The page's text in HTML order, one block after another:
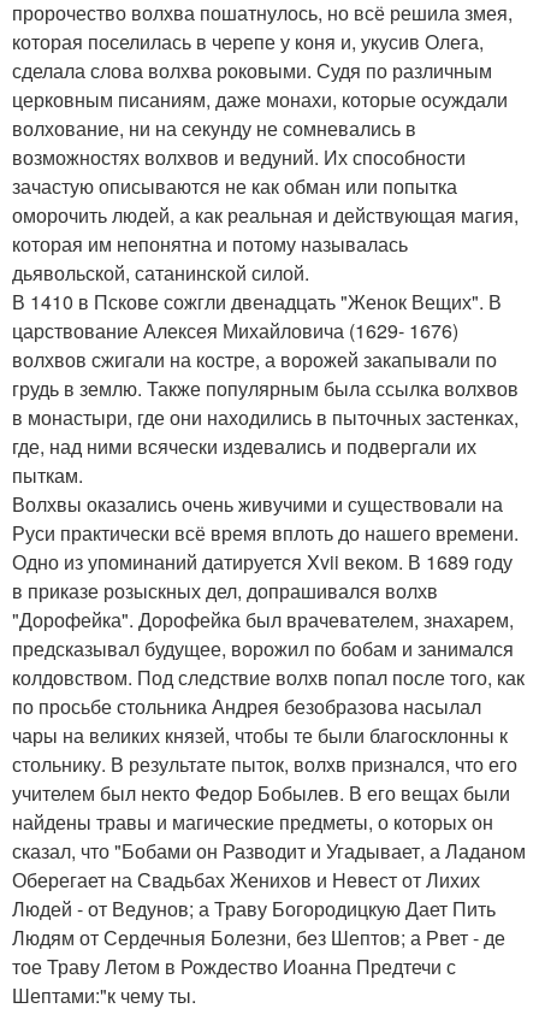
пророчество волхва пошатнулось, но всё решила змея,
которая поселилась в черепе у коня и, укусив Олега,
сделала слова волхва роковыми. Судя по различным
церковным писаниям, даже монахи, которые осуждали
волхование, ни на секунду не сомневались в
возможностях волхвов и ведуний. Их способности
зачастую описываются не как обман или попытка
оморочить людей, а как реальная и действующая магия,
которая им непонятна и потому называлась
дьявольской, сатанинской силой.
В 1410 в Пскове сожгли двенадцать "Женок Вещих". В
царствование Алексея Михайловича (1629- 1676)
волхвов сжигали на костре, а ворожей закапывали по
грудь в землю. Также популярным была ссылка волхвов
в монастыри, где они находились в пыточных застенках,
где, над ними всячески издевались и подвергали их
пыткам.
Волхвы оказались очень живучими и существовали на
Руси практически всё время вплоть до нашего времени.
Одно из упоминаний датируется Xvii веком. В 1689 году
в приказе розыскных дел, допрашивался волхв
"Дорофейка". Дорофейка был врачевателем, знахарем,
предсказывал будущее, ворожил по бобам и занимался
колдовством. Под следствие волхв попал после того, как
по просьбе стольника Андрея безобразова насылал
чары на великих князей, чтобы те были благосклонны к
стольнику. В результате пыток, волхв признался, что его
учителем был некто Федор Бобылев. В его вещах были
найдены травы и магические предметы, о которых он
сказал, что "Бобами он Разводит и Угадывает, а Ладаном
Оберегает на Свадьбах Женихов и Невест от Лихих
Людей - от Ведунов; а Траву Богородицкую Дает Пить
Людям от Сердечныя Болезни, без Шептов; а Рвет - де
тое Траву Летом в Рождество Иоанна Предтечи с
Шептами:"к чему ты.